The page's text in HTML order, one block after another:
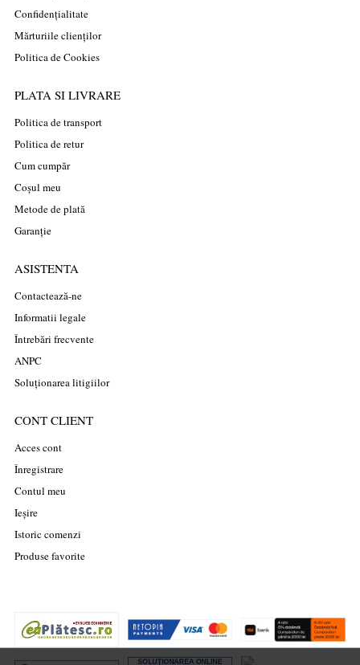
Confidențialitate
Mărturiile clienților
Politica de Cookies
PLATA SI LIVRARE
Politica de transport
Politica de retur
Cum cumpăr
Coșul meu
Metode de plată
Garanție
ASISTENTA
Contactează-ne
Informatii legale
Întrebări frecvente
ANPC
Soluționarea litigiilor
CONT CLIENT
Acces cont
Înregistrare
Contul meu
Ieșire
Istoric comenzi
Produse favorite